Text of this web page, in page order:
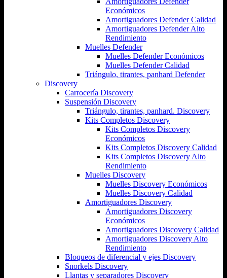
Económicos
Amortiguadores Defender Calidad
Amortiguadores Defender Alto
Rendimiento
Muelles Defender
Muelles Defender Económicos
Muelles Defender Calidad
Triángulo, tirantes, panhard Defender
Discovery
Carrocería Discovery
Suspensión Discovery
Triángulo, tirantes, panhard. Discovery
Kits Completos Discovery
Kits Completos Discovery
Económicos
Kits Completos Discovery Calidad
Kits Completos Discovery Alto
Rendimiento
Muelles Discovery
Muelles Discovery Económicos
Muelles Discovery Calidad
Amortiguadores Discovery
Amortiguadores Discovery
Económicos
Amortiguadores Discovery Calidad
Amortiguadores Discovery Alto
Rendimiento
Bloqueos de diferencial y ejes Discovery
Snorkels Discovery
Llantas y separadores Discovery